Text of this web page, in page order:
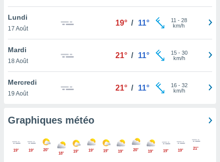
à
cas,
que
sur le
ne
Lundi
17 Août
19° / 11° 11 - 28
km/h
Mardi
18 Août
21° / 11° 15- 30
km/h
Mercredi
19 Août
21° / 11° 16- 32
km/h
Graphiques météo
19° 19° 20°
18° 19° 19° 19° 19° 20° 19° 19° 19° 21°